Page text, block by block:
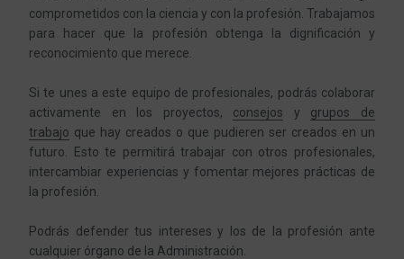
comprometidos con la ciencia y con la profesión. Trabajamos
para hacer que la profesión obtenga la dignificación y
reconocimiento que merece.
Si te unes a este equipo de profesionales, podrás colaborar
activamente en los proyectos, consejos y grupos de
trabajo que hay creados o que pudieren ser creados en un
futuro. Esto te permitirá trabajar con otros profesionales,
intercambiar experiencias y fomentar mejores prácticas de
la profesión.
Podrás defender tus intereses y los de la profesión ante
cualquier órgano de la Administración.